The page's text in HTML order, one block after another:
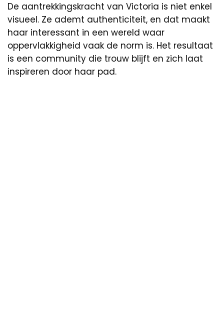
De aantrekkingskracht van Victoria is niet enkel
visueel. Ze ademt authenticiteit, en dat maakt
haar interessant in een wereld waar
oppervlakkigheid vaak de norm is. Het resultaat
is een community die trouw blijft en zich laat
inspireren door haar pad.